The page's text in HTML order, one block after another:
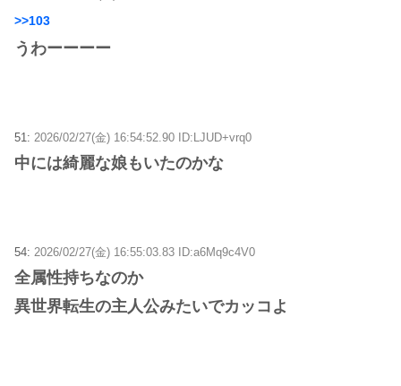
>>103
うわーーーー
51: 2026/02/27(金) 16:54:52.90 ID:LJUD+vrq0
中には綺麗な娘もいたのかな
54: 2026/02/27(金) 16:55:03.83 ID:a6Mq9c4V0
全属性持ちなのか
異世界転生の主人公みたいでカッコよ